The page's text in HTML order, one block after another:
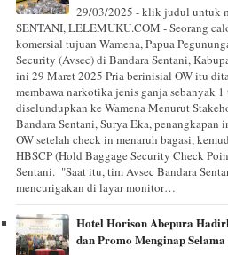
29/03/2025 - klik judul untuk
SENTANI, LELEMUKU.COM - Seorang
komersial tujuan Wamena, Papua
Security (Avsec) di Bandara Sentani,
ini 29 Maret 2025 Pria berinisial OW itu
membawa narkotika jenis ganja sebanyak 1
diselundupkan ke Wamena Menurut
Bandara Sentani, Surya Eka,
OW setelah check in menaruh bagasi,
HBSCP (Hold Baggage Security Check
Sentani. "Saat itu, tim Avsec Bandara
mencurigakan di layar monitor…
Hotel Horison Abepura
dan Promo Menginap